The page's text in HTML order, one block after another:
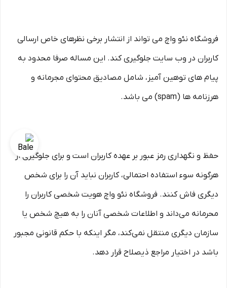
فروشگاه نئو واچ می تواند از انتشار برخی نظرهای خاص ارسالی
کاربران در وب سایت جلوگیری کند. این مساله صرفا محدود به
پیام های توهین آمیز، شامل مصادیق محتوای مجرمانه و
هرزنامه ها (spam) می باشد.
حفظ و نگهداری رمز عبور بر عهده کاربران است و برای جلوگیری از
هرگونه سوء استفاده احتمالی، کاربران نباید آن را برای شخص
دیگری فاش کنند. فروشگاه نئو واچ هویت شخصی کاربران را
محرمانه می‌داند و اطلاعات شخصی آنان را به هیچ شخص یا
سازمان دیگری منتقل نمی‌کند، مگر اینکه با حکم قانونی مجبور
باشد در اختیار مراجع ذیصلاح قرار دهد.